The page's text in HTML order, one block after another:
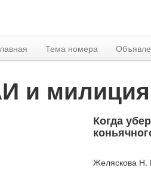
Тема номера
и милиция
Когда
Желяскова Н.